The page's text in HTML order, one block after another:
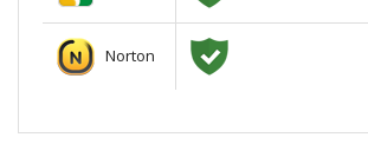
Norton